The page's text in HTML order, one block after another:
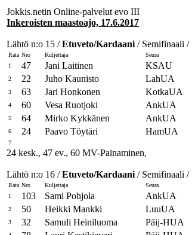
Jokkis.netin Online-palvelut evo III
Inkeroisten maastoajo, 17.6.2017
Lähtö n:o 15 /Etuveto/Kardaani / Semifinaali /
Rata Nro Kuljettaja Seura
1
47 Jani Laitinen KSAU
2 22 Juho Kaunisto LahUA
3 63 Jari Honkonen KotkaUA
4 60 Vesa Ruotjoki AnkUA
5 64 Mirko Kykkänen AnkUA
6 24 Paavo Töytäri HamUA
7
24 kesk., 47 ev., 60 MV-Painaminen,
Lähtö n:o 16 /Etuveto/Kardaani / Semifinaali /
Rata Nro Kuljettaja Seura
1
103 Sami Pohjola AnkUA
2 50 Heikki Mankki LuuUA
3 32 Samuli Heiniluoma Päij-HUA